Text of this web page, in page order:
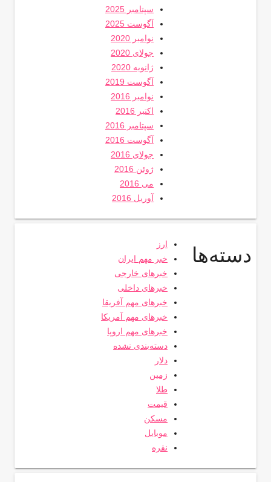
سپتامبر 2025
آگوست 2025
نوامبر 2020
جولای 2020
ژانویه 2020
آگوست 2019
نوامبر 2016
اکتبر 2016
سپتامبر 2016
آگوست 2016
جولای 2016
ژوئن 2016
می 2016
آوریل 2016
دسته‌ها
ارز
خبر مهم ایران
خبرهای خارجی
خبرهای داخلی
خبرهای مهم آفریقا
خبرهای مهم آمریکا
خبرهای مهم اروپا
دسته‌بندی نشده
دلار
زمین
طلا
قیمت
مسکن
موبایل
نقره